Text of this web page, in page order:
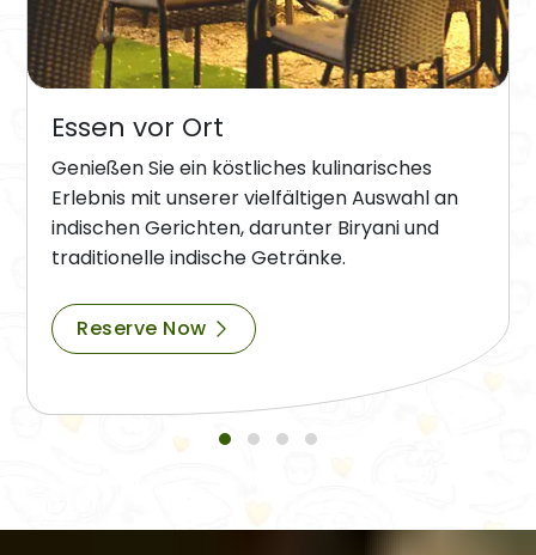
Essen vor Ort
Genießen Sie ein köstliches kulinarisches
Erlebnis mit unserer vielfältigen Auswahl an
indischen Gerichten, darunter Biryani und
traditionelle indische Getränke.
Reserve Now